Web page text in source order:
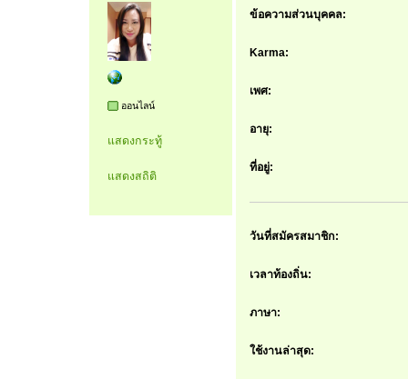
ออนไลน์
แสดงกระทู้
แสดงสถิติ
ข้อความส่วนบุคคล:
Karma:
เพศ:
อายุ:
ที่อยู่:
วันที่สมัครสมาชิก:
เวลาท้องถิ่น:
ภาษา:
ใช้งานล่าสุด: